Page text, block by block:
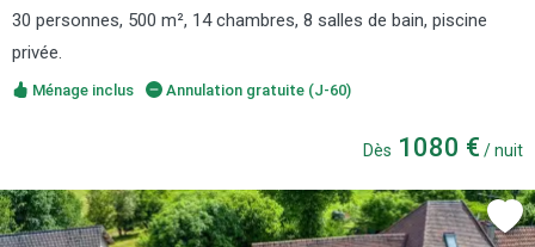
30 personnes, 500 m², 14 chambres, 8 salles de bain, piscine
privée.
Ménage inclus Annulation gratuite (J-60)
Dès 1080 € / nuit